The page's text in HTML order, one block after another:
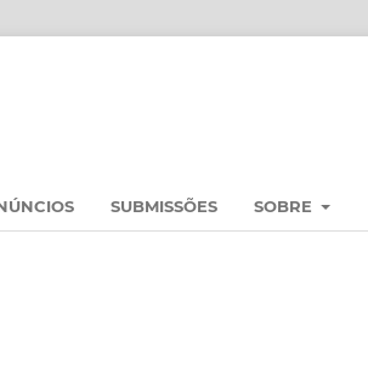
SUBMISSÕES SOBRE